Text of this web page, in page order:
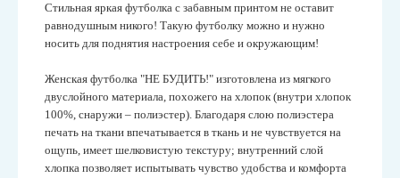
Стильная яркая футболка с забавным принтом не оставит
равнодушным никого! Такую футболку можно и нужно
носить для поднятия настроения себе и окружающим!
Женская футболка "НЕ БУДИТЬ!" изготовлена из мягкого
двуслойного материала, похожего на хлопок (внутри хлопок
100%, снаружи – полиэстер). Благодаря слою полиэстера
печать на ткани впечатывается в ткань и не чувствуется на
ощупь, имеет шелковистую текстуру; внутренний слой
хлопка позволяет испытывать чувство удобства и комфорта